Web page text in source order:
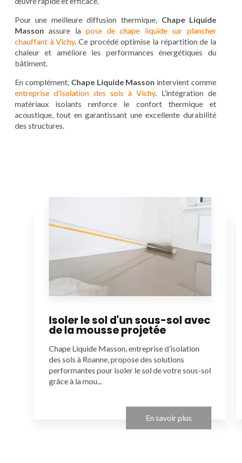
Pour une meilleure diffusion thermique, Chape Liquide
Masson assure la pose de chape liquide sur plancher
chauffant à Vichy. Ce procédé optimise la répartition de la
chaleur et améliore les performances énergétiques du
bâtiment.
En complément, Chape Liquide Masson intervient comme
entreprise d’isolation des sols à Vichy. L’intégration de
matériaux isolants renforce le confort thermique et
acoustique, tout en garantissant une excellente durabilité
des structures.
Isoler le sol d'un sous-sol avec
de la mousse projetée
Chape Liquide Masson, entreprise d’isolation
des sols à Roanne, propose des solutions
performantes pour isoler le sol de votre sous-sol
grâce à la mou...
En savoir plus